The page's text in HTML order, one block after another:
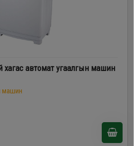
хагас автомат угаалгын машин
машин